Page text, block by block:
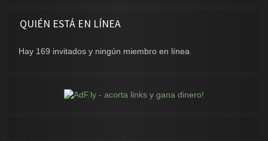
QUIÉN ESTÁ EN LÍNEA
Hay 169 invitados y ningún miembro en línea